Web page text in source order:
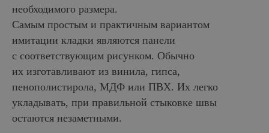
необходимого размера.
Самым простым и практичным вариантом
имитации кладки являются панели
с соответствующим рисунком. Обычно
их изготавливают из винила, гипса,
пенополистирола, МДФ или ПВХ. Их легко
укладывать, при правильной стыковке швы
остаются незаметными.